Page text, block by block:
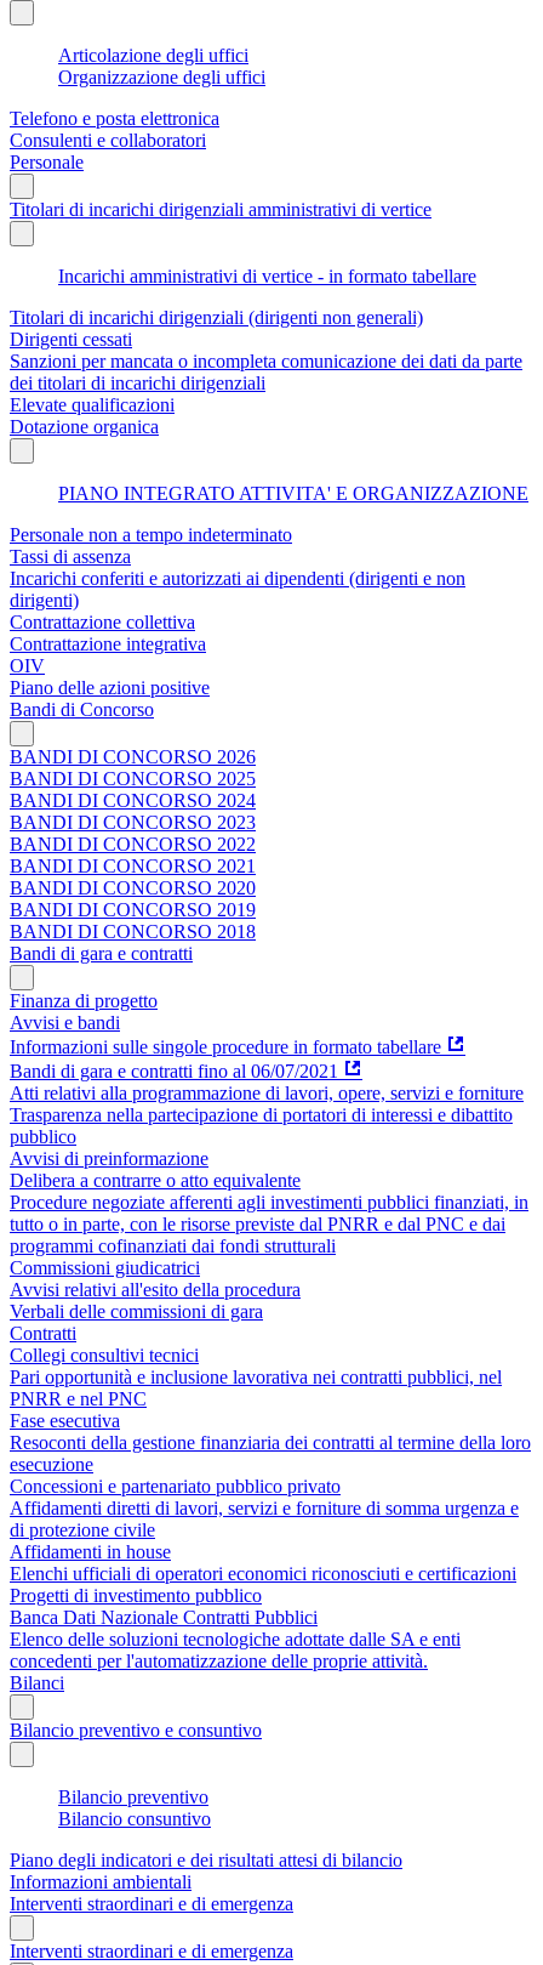
Articolazione degli uffici
Organizzazione degli uffici
Telefono e posta elettronica
Consulenti e collaboratori
Personale
Titolari di incarichi dirigenziali amministrativi di vertice
Incarichi amministrativi di vertice - in formato tabellare
Titolari di incarichi dirigenziali (dirigenti non generali)
Dirigenti cessati
Sanzioni per mancata o incompleta comunicazione dei dati da parte
dei titolari di incarichi dirigenziali
Elevate qualificazioni
Dotazione organica
PIANO INTEGRATO ATTIVITA' E ORGANIZZAZIONE
Personale non a tempo indeterminato
Tassi di assenza
Incarichi conferiti e autorizzati ai dipendenti (dirigenti e non
dirigenti)
Contrattazione collettiva
Contrattazione integrativa
OIV
Piano delle azioni positive
Bandi di Concorso
BANDI DI CONCORSO 2026
BANDI DI CONCORSO 2025
BANDI DI CONCORSO 2024
BANDI DI CONCORSO 2023
BANDI DI CONCORSO 2022
BANDI DI CONCORSO 2021
BANDI DI CONCORSO 2020
BANDI DI CONCORSO 2019
BANDI DI CONCORSO 2018
Bandi di gara e contratti
Finanza di progetto
Avvisi e bandi
Informazioni sulle singole procedure in formato tabellare
Bandi di gara e contratti fino al 06/07/2021
Atti relativi alla programmazione di lavori, opere, servizi e forniture
Trasparenza nella partecipazione di portatori di interessi e dibattito
pubblico
Avvisi di preinformazione
Delibera a contrarre o atto equivalente
Procedure negoziate afferenti agli investimenti pubblici finanziati, in
tutto o in parte, con le risorse previste dal PNRR e dal PNC e dai
programmi cofinanziati dai fondi strutturali
Commissioni giudicatrici
Avvisi relativi all'esito della procedura
Verbali delle commissioni di gara
Contratti
Collegi consultivi tecnici
Pari opportunità e inclusione lavorativa nei contratti pubblici, nel
PNRR e nel PNC
Fase esecutiva
Resoconti della gestione finanziaria dei contratti al termine della loro
esecuzione
Concessioni e partenariato pubblico privato
Affidamenti diretti di lavori, servizi e forniture di somma urgenza e
di protezione civile
Affidamenti in house
Elenchi ufficiali di operatori economici riconosciuti e certificazioni
Progetti di investimento pubblico
Banca Dati Nazionale Contratti Pubblici
Elenco delle soluzioni tecnologiche adottate dalle SA e enti
concedenti per l'automatizzazione delle proprie attività.
Bilanci
Bilancio preventivo e consuntivo
Bilancio preventivo
Bilancio consuntivo
Piano degli indicatori e dei risultati attesi di bilancio
Informazioni ambientali
Interventi straordinari e di emergenza
Interventi straordinari e di emergenza